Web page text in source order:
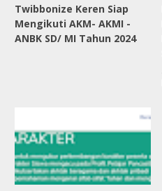
Twibbonize Keren Siap
Mengikuti AKM- AKMI -
ANBK SD/ MI Tahun 2024